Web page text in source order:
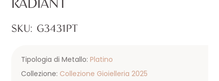
SKU: G3431PT
Tipologia di Metallo: Platino
Collezione: Collezione Gioielleria 2025